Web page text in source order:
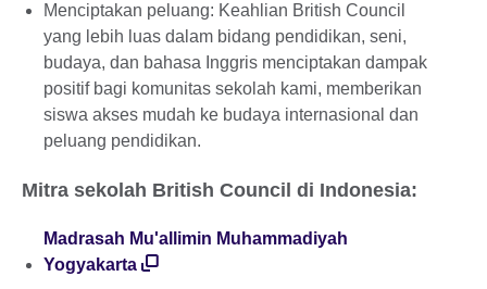
Menciptakan peluang: Keahlian British Council
yang lebih luas dalam bidang pendidikan, seni,
budaya, dan bahasa Inggris menciptakan dampak
positif bagi komunitas sekolah kami, memberikan
siswa akses mudah ke budaya internasional dan
peluang pendidikan.
Mitra sekolah British Council di Indonesia:
Madrasah Mu'allimin Muhammadiyah
Yogyakarta